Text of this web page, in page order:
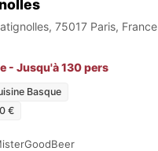
75017 Paris, France
- Jusqu'à 130 pers
Basque
€